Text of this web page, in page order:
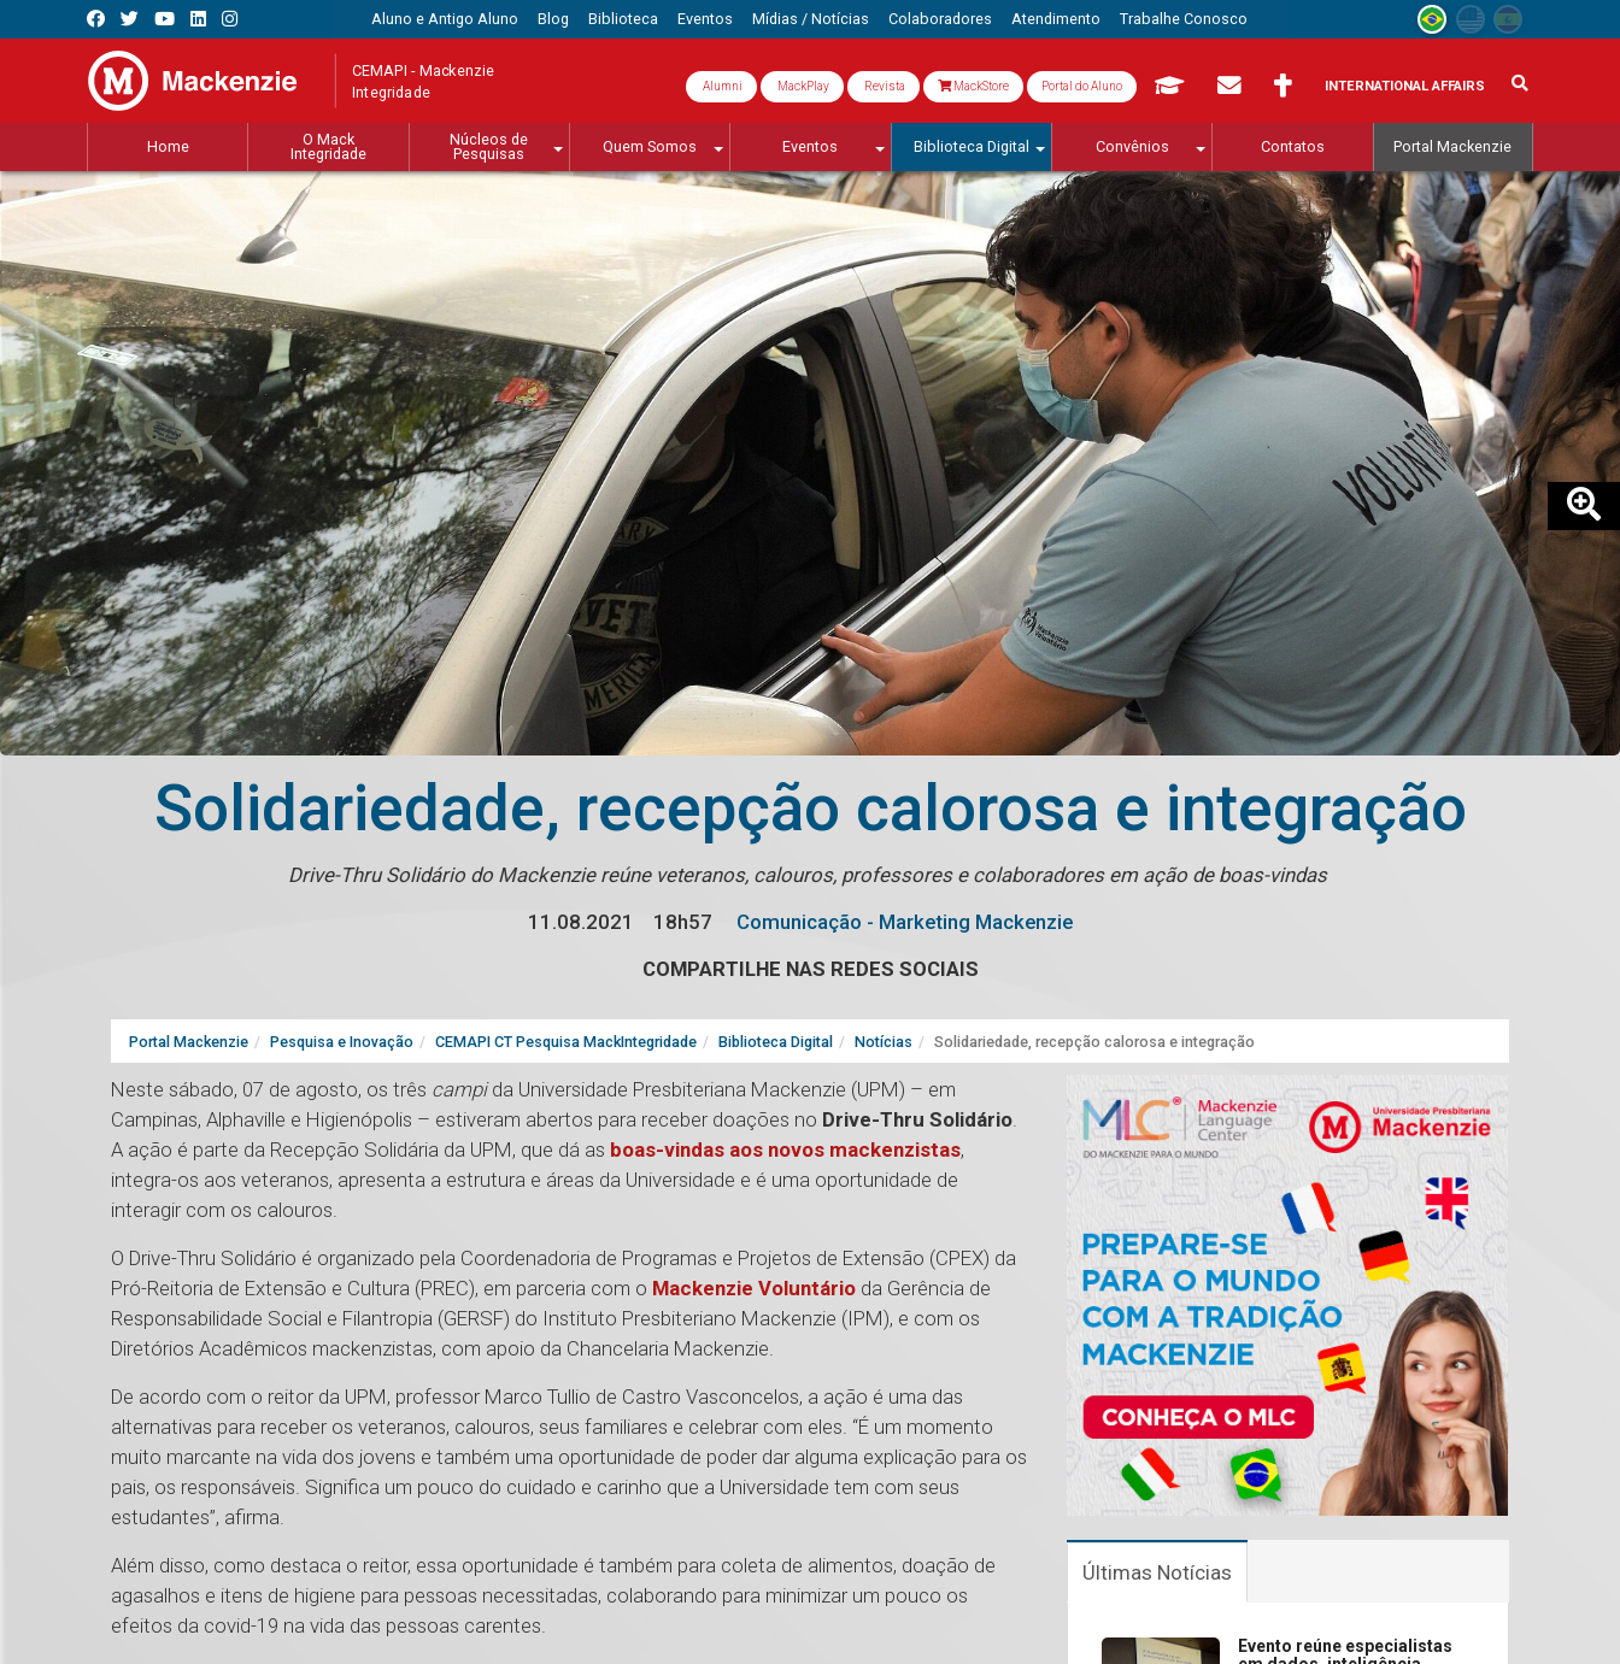
Aluno e Antigo Aluno Blog Biblioteca Eventos Mídias / Notícias Colaboradores Atendimento Trabalhe Conosco
CEMAPI - Mackenzie
Integridade Alumni MackPlay Revista MackStore Portal do Aluno INTERNATIONAL AFFAIRS
Home
O Mack
Integridade
Núcleos de
Pesquisas
Quem Somos Eventos Biblioteca Digital Convênios Contatos Portal Mackenzie
Solidariedade, recepção calorosa e integração
Drive-Thru Solidário do Mackenzie reúne veteranos, calouros, professores e colaboradores em ação de boas-vindas
11.08.2021
18h57
Comunicação - Marketing Mackenzie
COMPARTILHE NAS REDES SOCIAIS
Portal Mackenzie Pesquisa e Inovação CEMAPI CT Pesquisa MackIntegridade Biblioteca Digital Notícias Solidariedade, recepção calorosa e integração
Neste sábado, 07 de agosto, os três campida Universidade Presbiteriana Mackenzie (UPM) – em
Campinas, Alphaville e Higienópolis – estiveram abertos para receber doações no Drive-Thru Solidário.
A ação é parte da Recepção Solidária da UPM, que dá as boas-vindas aos novos mackenzistas,
integra-os aos veteranos, apresenta a estrutura e áreas da Universidade e é uma oportunidade de
interagir com os calouros.
O Drive-Thru Solidário é organizado pela Coordenadoria de Programas e Projetos de Extensão (CPEX) da
Pró-Reitoria de Extensão e Cultura (PREC), em parceria com o Mackenzie Voluntário ​da Gerência de
Responsabilidade Social e Filantropia (GERSF) do Instituto Presbiteriano Mackenzie (IPM), e com os
Diretórios Acadêmicos mackenzistas, com apoio da Chancelaria Mackenzie.
De acordo com o reitor da UPM, professor Marco Tullio de Castro Vasconcelos, a ação é uma das
alternativas para receber os veteranos, calouros, seus familiares e celebrar com eles. “É um momento
muito marcante na vida dos jovens e também uma oportunidade de poder dar alguma explicação para os
pais, os responsáveis. Significa um pouco do cuidado e carinho que a Universidade tem com seus
estudantes”, afirma.
Além disso, como destaca o reitor, essa oportunidade é também para coleta de alimentos, doação de
agasalhos e itens de higiene para pessoas necessitadas, colaborando para minimizar um pouco os
efeitos da covid-19 na vida das pessoas carentes.
Últimas Notícias
Evento reúne especialistas